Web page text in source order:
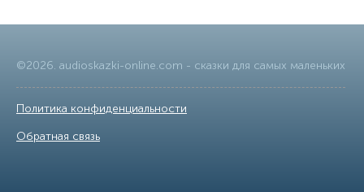
©2026. audioskazki-online.com - сказки для самых маленьких
Политика конфиденциальности
Обратная связь